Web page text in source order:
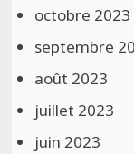
octobre 2023
septembre
août 2023
juillet 2023
juin 2023